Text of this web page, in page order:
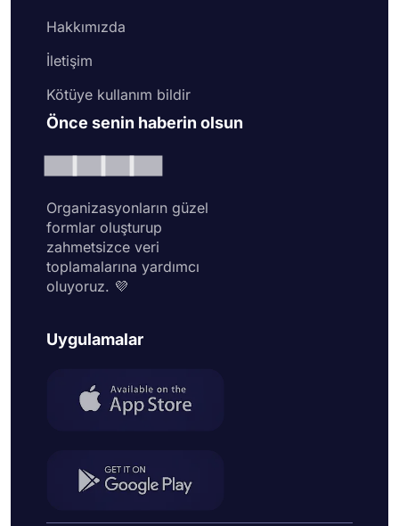
Hakkımızda
İletişim
Kötüye kullanım bildir
Önce senin haberin olsun
Organizasyonların güzel
formlar oluşturup
zahmetsizce veri
toplamalarına yardımcı
oluyoruz. 💜
Uygulamalar